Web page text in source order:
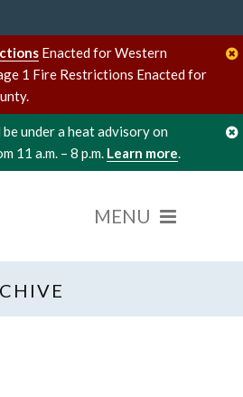
Enacted for Western
1 Fire Restrictions Enacted for
under a heat advisory on
11 a.m. – 8 p.m. Learn more.